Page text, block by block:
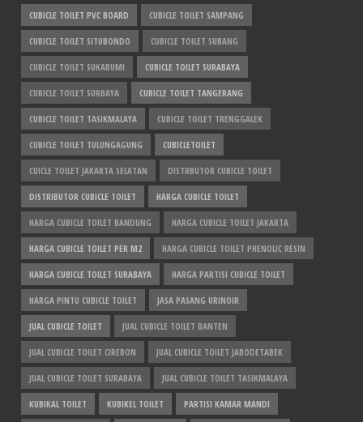
CUBICLE TOILET PVC BOARD CUBICLE TOILET SAMPANG
CUBICLE TOILET SITUBONDO CUBICLE TOILET SUBANG
CUBICLE TOILET SUKABUMI CUBICLE TOILET SURABAYA
CUBICLE TOILET SURBAYA CUBICLE TOILET TANGERANG
CUBICLE TOILET TASIKMALAYA CUBICLE TOILET TRENGGALEK
CUBICLE TOILET TULUNGAGUNG CUBICLETOILET
CUICLE TOILET JAKARTA SELATAN DISTRBUTOR CUBICLE TOILET
DISTRIBUTOR CUBICLE TOILET HARGA CUBICLE TOILET
HARGA CUBICLE TOILET BANDUNG HARGA CUBICLE TOILET JAKARTA
HARGA CUBICLE TOILET PER M2 HARGA CUBICLE TOILET PHENOLIC RESIN
HARGA CUBICLE TOILET SURABAYA HARGA PARTISI CUBICLE TOILET
HARGA PINTU CUBICLE TOILET JASA PASANG URINOIR
JUAL CUBICLE TOILET JUAL CUBICLE TOILET BANTEN
JUAL CUBICLE TOILET CIREBON JUAL CUBICLE TOILET JABODETABEK
JUAL CUBICLE TOILET SURABAYA JUAL CUBICLE TOILET TASIKMALAYA
KUBIKAL TOILET KUBIKEL TOILET PARTISI KAMAR MANDI